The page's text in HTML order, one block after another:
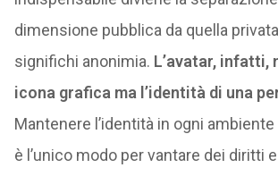
dimensione pubblica da quella
significhi anonimia. L’avatar, infatti,
icona grafica ma l’identità di una
Mantenere l’identità in ogni
è l’unico modo per vantare dei diritti